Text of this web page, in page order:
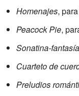
Homenajes,
Peacock Pie,
Sonatina-fantasía
Cuarteto de
Preludios